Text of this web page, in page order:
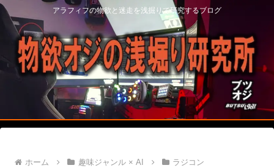
アラフィフの物欲と迷走を浅掘りで研究するブログ
ホーム 趣味ジャンル × AI ラジコン